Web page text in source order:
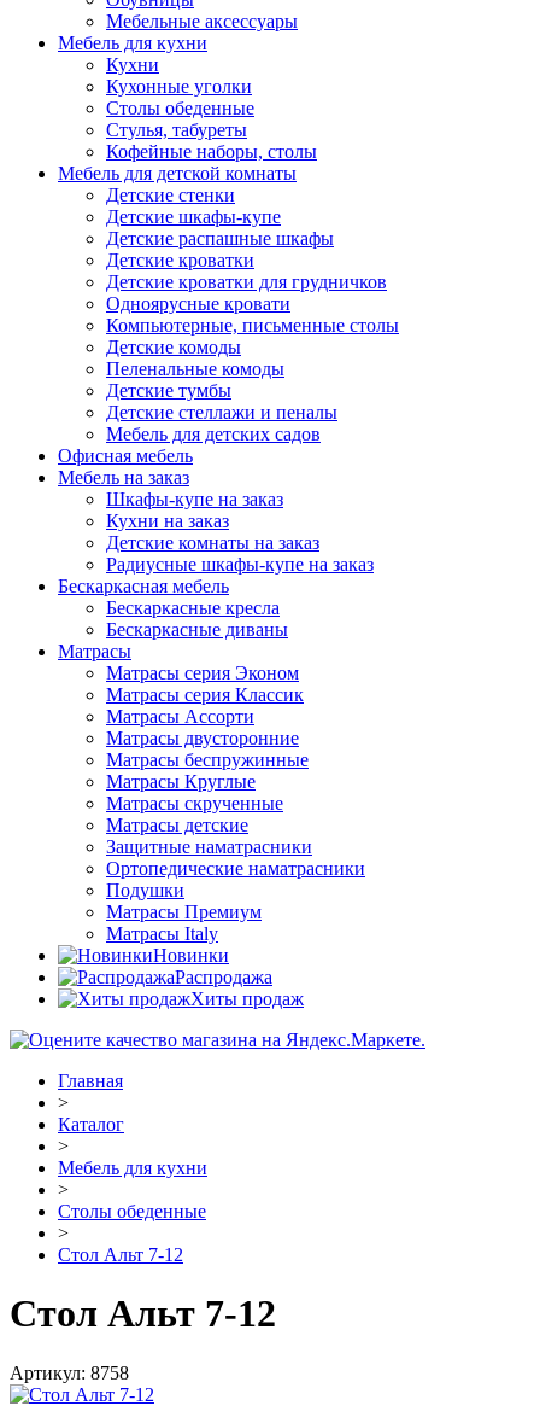
Мебельные аксессуары
Мебель для кухни
Кухни
Кухонные уголки
Столы обеденные
Стулья, табуреты
Кофейные наборы, столы
Мебель для детской комнаты
Детские стенки
Детские шкафы-купе
Детские распашные шкафы
Детские кроватки
Детские кроватки для грудничков
Одноярусные кровати
Компьютерные, письменные столы
Детские комоды
Пеленальные комоды
Детские тумбы
Детские стеллажи и пеналы
Мебель для детских садов
Офисная мебель
Мебель на заказ
Шкафы-купе на заказ
Кухни на заказ
Детские комнаты на заказ
Радиусные шкафы-купе на заказ
Бескаркасная мебель
Бескаркасные кресла
Бескаркасные диваны
Матрасы
Матрасы серия Эконом
Матрасы серия Классик
Матрасы Ассорти
Матрасы двусторонние
Матрасы беспружинные
Матрасы Круглые
Матрасы скрученные
Матрасы детские
Защитные наматрасники
Ортопедические наматрасники
Подушки
Матрасы Премиум
Матрасы Italy
Новинки
Распродажа
Хиты продаж
Главная
>
Каталог
>
Мебель для кухни
>
Столы обеденные
>
Стол Альт 7-12
Стол Альт 7-12
Артикул: 8758